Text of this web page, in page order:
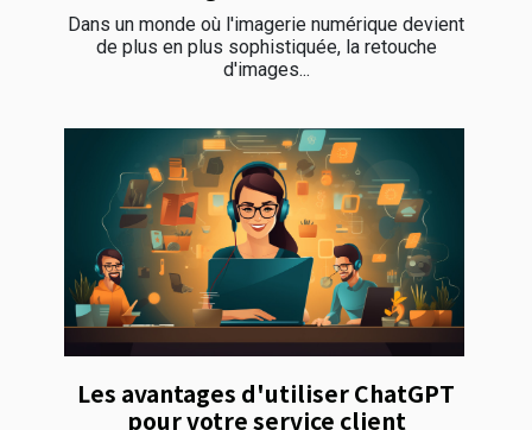
Dans un monde où l'imagerie numérique devient
de plus en plus sophistiquée, la retouche
d'images...
Les avantages d'utiliser ChatGPT
pour votre service client